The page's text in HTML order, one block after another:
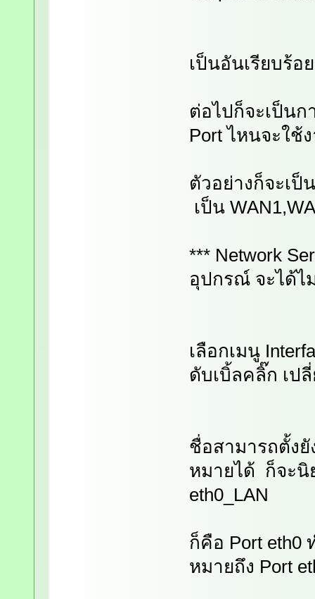
เป็นอันเรียบร้อย
ต่อไปก็จะเป็นก
Port ไหนจะใช้
ตัวอย่างก็จะเป็
เป็น
*** Network
อุปกรณ์ จะได้ไ
เลือกเมนู
ดับเบิ้ลคลิ๊ก เป
ชื่อสามารถตั้งยั
หมายได้ ก็จะนิ
eth0_LAN
ก็คือ Port
หมายถึง Port